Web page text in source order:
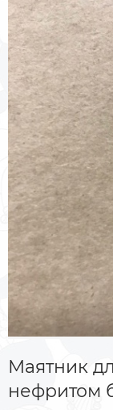
Маятник
нефритом